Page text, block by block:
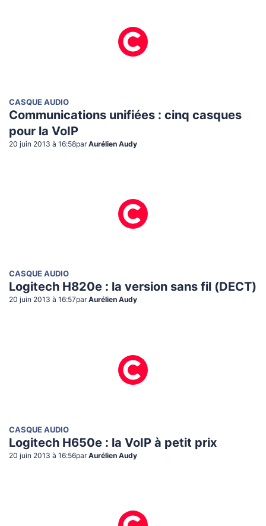
CASQUE AUDIO
Communications unifiées : cinq casques
pour la VoIP
20 juin 2013 à 16:58par Aurélien Audy
CASQUE AUDIO
Logitech H820e : la version sans fil (DECT)
20 juin 2013 à 16:57par Aurélien Audy
CASQUE AUDIO
Logitech H650e : la VoIP à petit prix
20 juin 2013 à 16:56par Aurélien Audy